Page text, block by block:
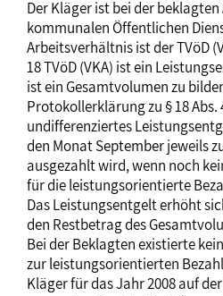
Der Kläger ist bei der
kommunalen Öffentlichen
Arbeitsverhältnis ist der TVöD
18 TVöD (VKA) ist ein
ist ein Gesamtvolumen zu
Protokollerklärung zu § 18 Abs.
undifferenziertes
den Monat September jeweils
ausgezahlt wird, wenn noch
für die leistungsorientierte
Das Leistungsentgelt erhöht
den Restbetrag des
Bei der Beklagten existierte
zur leistungsorientierten
Kläger für das Jahr 2008 auf